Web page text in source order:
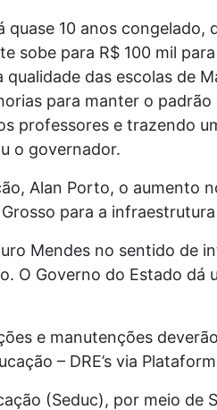
quase 10 anos congelado,
sobe para R$ 100 mil
das escolas de
para manter o
professores e trazendo
o governador.
Alan Porto, o aumento
para a
Mendes no sentido de
O Governo do Estado
e manutenções
– DRE’s via
(Seduc), por meio de